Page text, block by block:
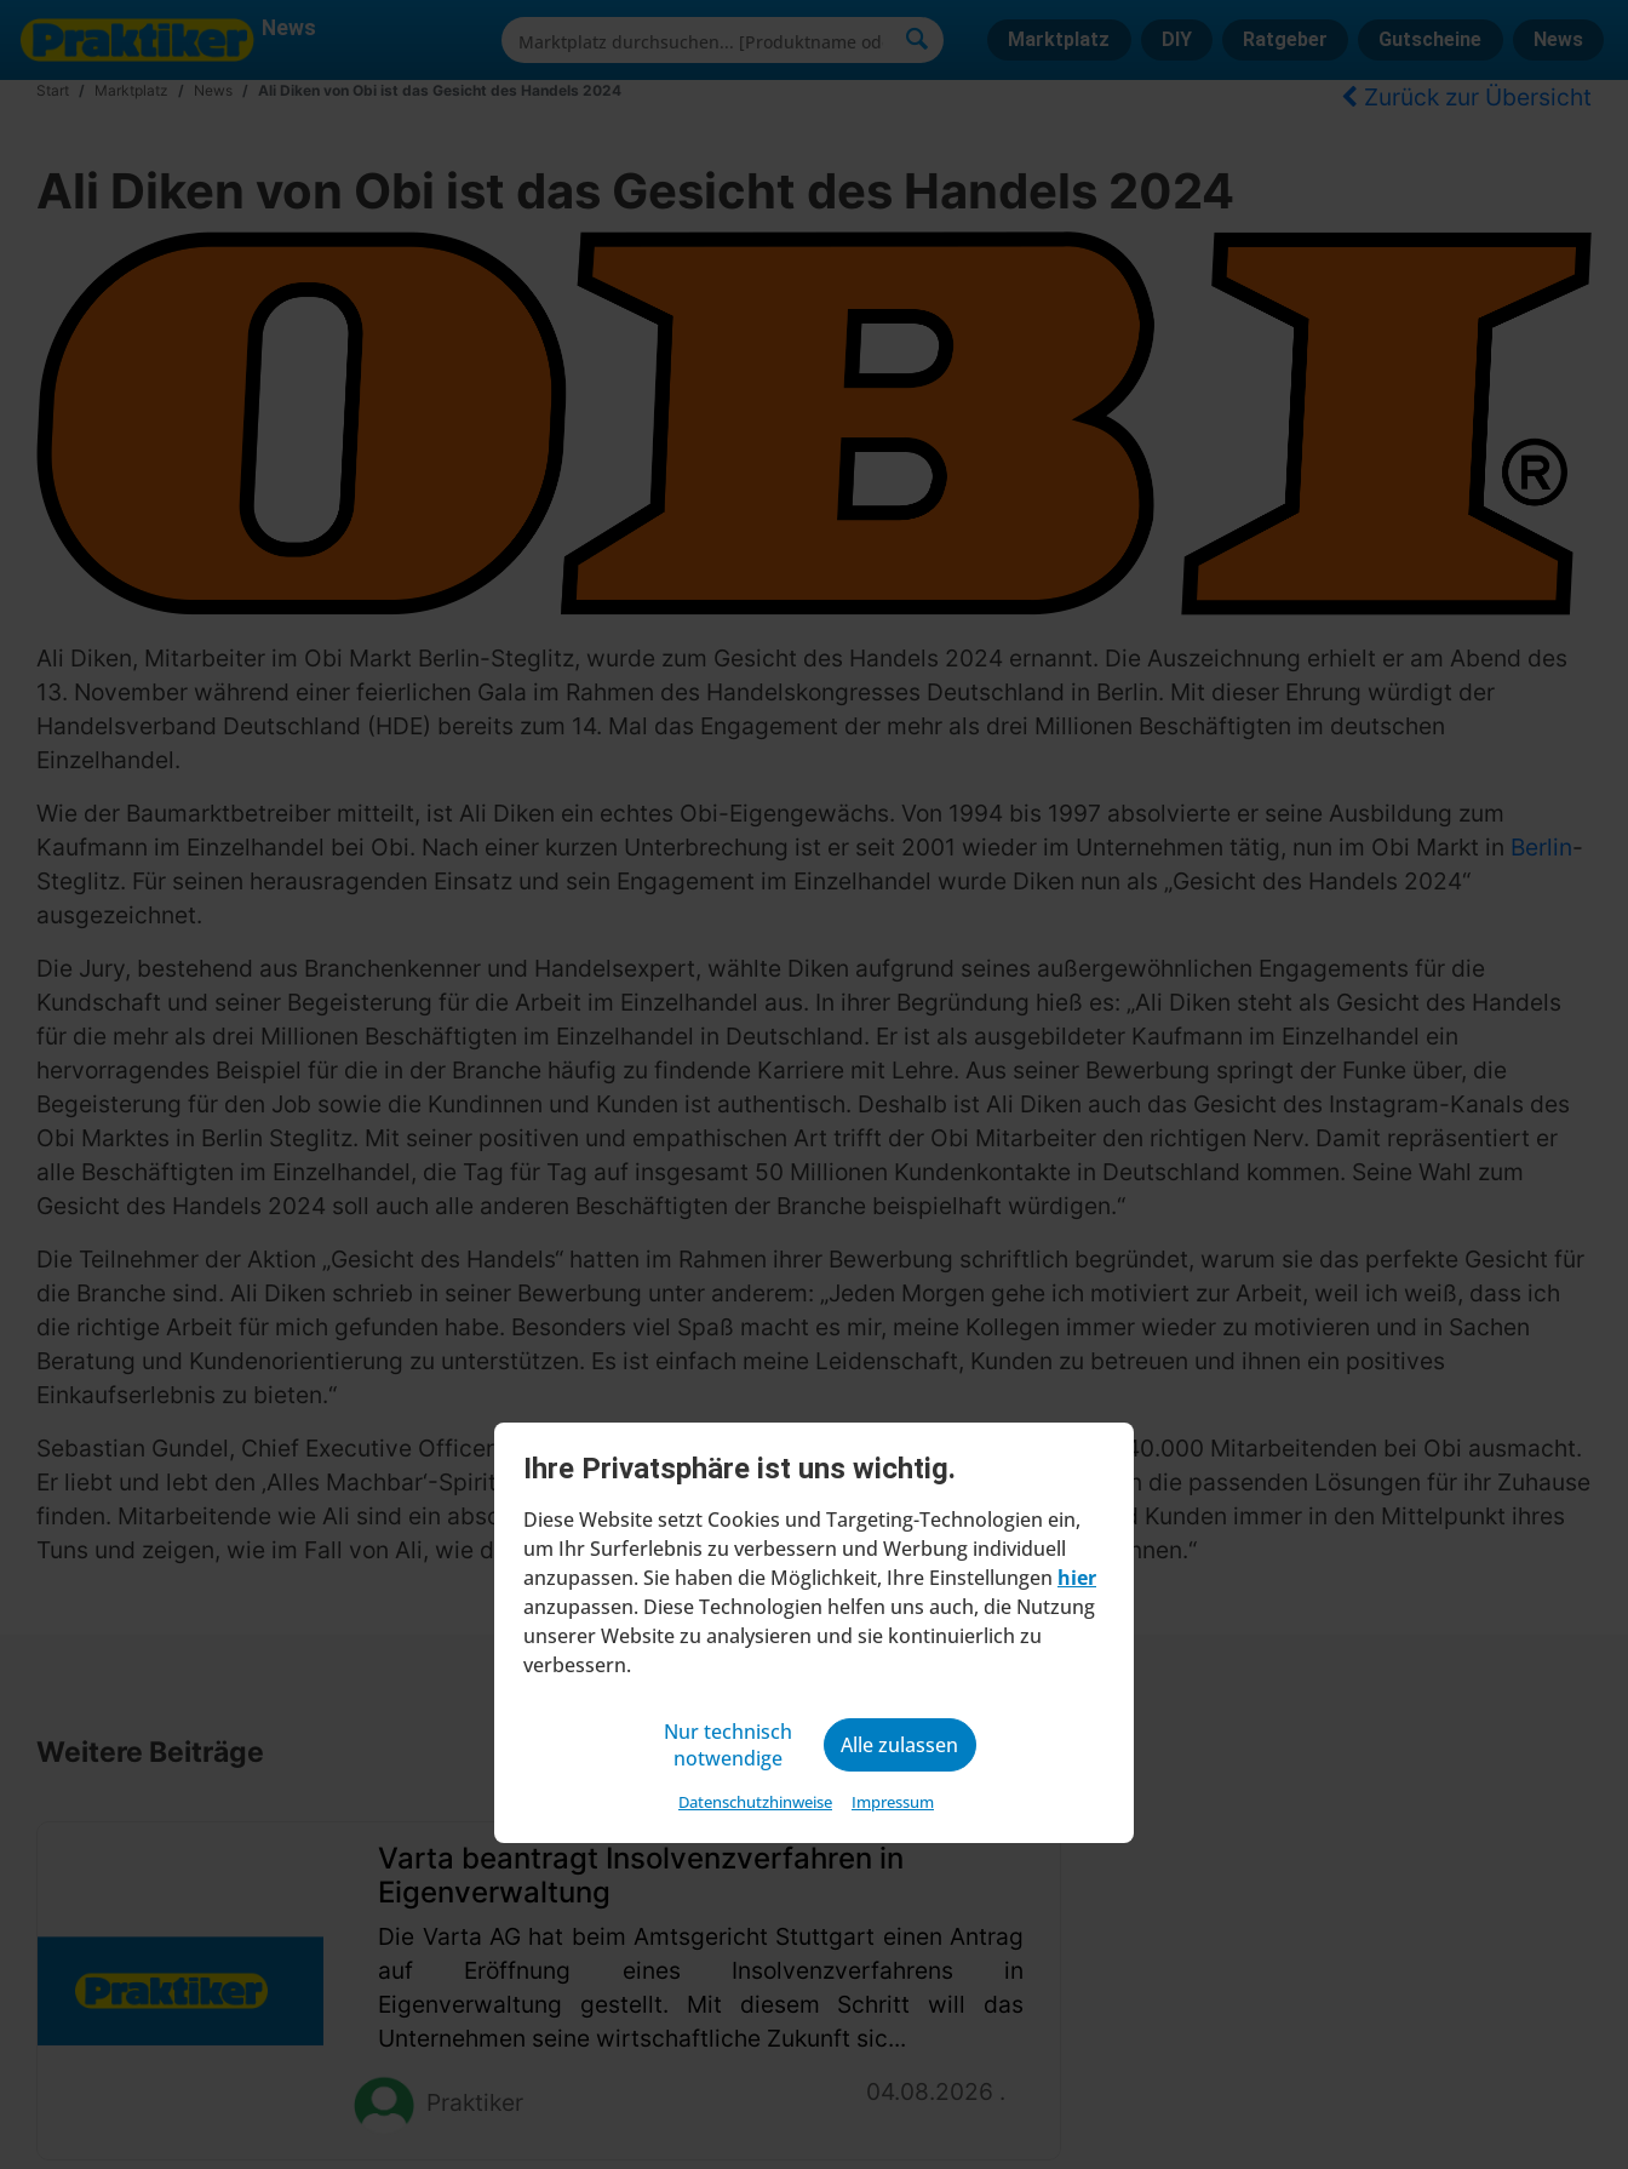
Ihre Privatsphäre ist uns wichtig.
Diese Website setzt Cookies und Targeting-Technologien ein,
um Ihr Surferlebnis zu verbessern und Werbung individuell
anzupassen. Sie haben die Möglichkeit, Ihre Einstellungen hier
anzupassen. Diese Technologien helfen uns auch, die Nutzung
unserer Website zu analysieren und sie kontinuierlich zu
verbessern.
Nur technisch
notwendige
Alle zulassen
Datenschutzhinweise Impressum
News Marktplatz DIY Ratgeber Gutscheine News
Start Marktplatz News Ali Diken von Obi ist das Gesicht des Handels 2024 Zurück zur Übersicht
Ali Diken von Obi ist das Gesicht des Handels 2024
Ali Diken, Mitarbeiter im Obi Markt Berlin-Steglitz, wurde zum Gesicht des Handels 2024 ernannt. Die Auszeichnung erhielt er am Abend des
13. November während einer feierlichen Gala im Rahmen des Handelskongresses Deutschland in Berlin. Mit dieser Ehrung würdigt der
Handelsverband Deutschland (HDE) bereits zum 14. Mal das Engagement der mehr als drei Millionen Beschäftigten im deutschen
Einzelhandel.
Wie der Baumarktbetreiber mitteilt, ist Ali Diken ein echtes Obi-Eigengewächs. Von 1994 bis 1997 absolvierte er seine Ausbildung zum
Kaufmann im Einzelhandel bei Obi. Nach einer kurzen Unterbrechung ist er seit 2001 wieder im Unternehmen tätig, nun im Obi Markt in Berlin-
Steglitz. Für seinen herausragenden Einsatz und sein Engagement im Einzelhandel wurde Diken nun als „Gesicht des Handels 2024“
ausgezeichnet.
Die Jury, bestehend aus Branchenkenner und Handelsexpert, wählte Diken aufgrund seines außergewöhnlichen Engagements für die
Kundschaft und seiner Begeisterung für die Arbeit im Einzelhandel aus. In ihrer Begründung hieß es: „Ali Diken steht als Gesicht des Handels
für die mehr als drei Millionen Beschäftigten im Einzelhandel in Deutschland. Er ist als ausgebildeter Kaufmann im Einzelhandel ein
hervorragendes Beispiel für die in der Branche häufig zu findende Karriere mit Lehre. Aus seiner Bewerbung springt der Funke über, die
Begeisterung für den Job sowie die Kundinnen und Kunden ist authentisch. Deshalb ist Ali Diken auch das Gesicht des Instagram-Kanals des
Obi Marktes in Berlin Steglitz. Mit seiner positiven und empathischen Art trifft der Obi Mitarbeiter den richtigen Nerv. Damit repräsentiert er
alle Beschäftigten im Einzelhandel, die Tag für Tag auf insgesamt 50 Millionen Kundenkontakte in Deutschland kommen. Seine Wahl zum
Gesicht des Handels 2024 soll auch alle anderen Beschäftigten der Branche beispielhaft würdigen.“
Die Teilnehmer der Aktion „Gesicht des Handels“ hatten im Rahmen ihrer Bewerbung schriftlich begründet, warum sie das perfekte Gesicht für
die Branche sind. Ali Diken schrieb in seiner Bewerbung unter anderem: „Jeden Morgen gehe ich motiviert zur Arbeit, weil ich weiß, dass ich
die richtige Arbeit für mich gefunden habe. Besonders viel Spaß macht es mir, meine Kollegen immer wieder zu motivieren und in Sachen
Beratung und Kundenorientierung zu unterstützen. Es ist einfach meine Leidenschaft, Kunden zu betreuen und ihnen ein positives
Einkaufserlebnis zu bieten.“
Sebastian Gundel, Chief Executive Officer von
, sagt: „Ali Diken verkörpert, was unsere mehr als 40.000 Mitarbeitenden bei Obi ausmacht.
Er liebt und lebt den ‚Alles Machbar‘-Spirit, mit dem wir Tag für Tag für unsere Kundinnen und Kunden die passenden Lösungen für ihr Zuhause
finden. Mitarbeitende wie Ali sind ein absoluter Gewinn für den Handel. Sie stellen die Kundinnen und Kunden immer in den Mittelpunkt ihres
Tuns und zeigen, wie im Fall von Ali, wie die Wünsche der Kundinnen und Kunden Realität werden können.“
Weitere Beiträge
Varta beantragt Insolvenzverfahren in
Eigenverwaltung
Die Varta AG hat beim Amtsgericht Stuttgart einen Antrag
auf Eröffnung eines Insolvenzverfahrens in
Eigenverwaltung gestellt. Mit diesem Schritt will das
Unternehmen seine wirtschaftliche Zukunft sic...
Praktiker 04.08.2026 .